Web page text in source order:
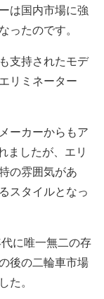
は国内市場に強
ったのです。
支持されたモデ
リミネーター
ーカーからもア
ましたが、エリ
の雰囲気があ
スタイルとなっ
に唯一無二の存
後の二輪車市場
た。